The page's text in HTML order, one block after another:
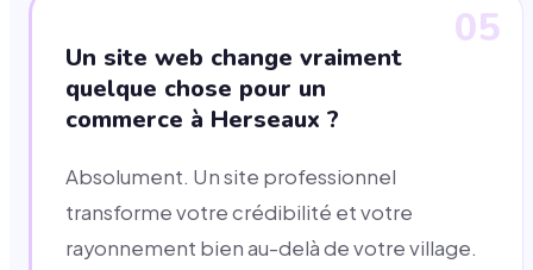
05
Un site web change vraiment
quelque chose pour un
commerce à Herseaux ?
Absolument. Un site professionnel
transforme votre crédibilité et votre
rayonnement bien au-delà de votre village.